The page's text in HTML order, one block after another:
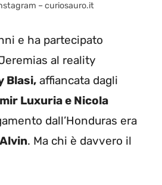
– curiosauro.it
e ha partecipato
al reality
Blasi, affiancata dagli
Luxuria e Nicola
dall’Honduras era
Alvin. Ma chi è davvero il